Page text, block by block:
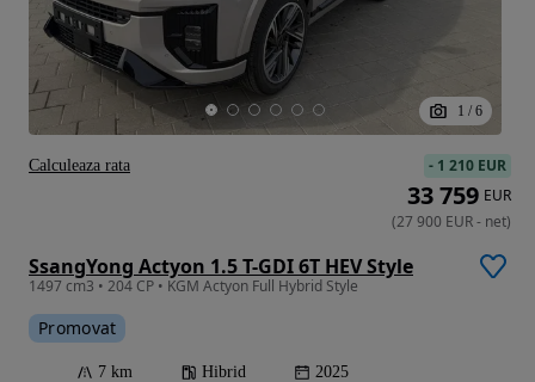
1 / 6
SsangYong Actyon 1.5 T-GDI 6T HEV Style
1497 cm3 • 204 CP • KGM Actyon Full Hybrid Style
Promovat
7 km Hibrid 2025
- 1 210 EUR
33 759 EUR
(27 900 EUR- net)
Calculeaza rata